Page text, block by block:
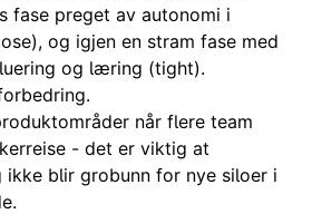
fase preget av autonomi i
og igjen en stram fase med
og læring (tight).
når flere team
- det er viktig at
ikke blir grobunn for nye siloer i